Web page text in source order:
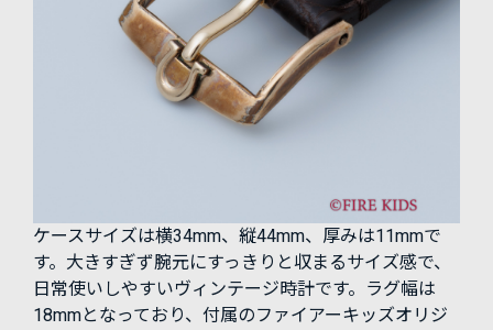
ケースサイズは横34mm、縦44mm、厚みは11mmで
す。大きすぎず腕元にすっきりと収まるサイズ感で、
日常使いしやすいヴィンテージ時計です。ラグ幅は
18mmとなっており、付属のファイアーキッズオリジ